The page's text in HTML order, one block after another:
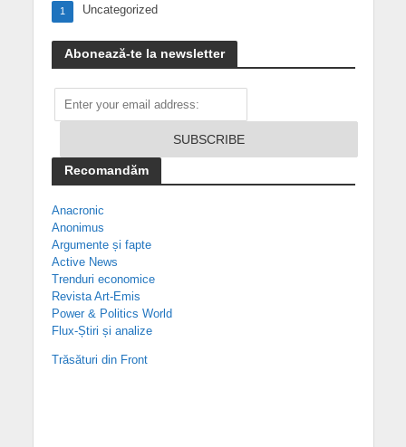
Uncategorized
1
Abonează-te la newsletter
Recomandăm
Anacronic
Anonimus
Argumente și fapte
Active News
Trenduri economice
Revista Art-Emis
Power & Politics World
Flux-Știri și analize
Trăsături din Front